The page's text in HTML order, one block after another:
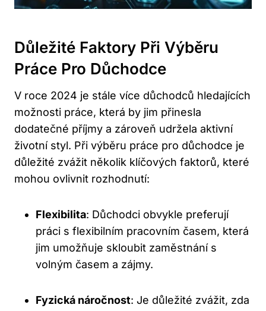
Důležité Faktory Při Výběru
Práce Pro Důchodce
V roce 2024 je stále více důchodců hledajících
možnosti práce, která by jim přinesla
dodatečné příjmy a zároveň udržela aktivní
životní styl. Při výběru práce pro důchodce je
důležité zvážit několik klíčových faktorů, které
mohou ovlivnit rozhodnutí:
Flexibilita: Důchodci obvykle preferují
práci s flexibilním pracovním časem, která
jim umožňuje skloubit zaměstnání s
volným časem a zájmy.
Fyzická náročnost: Je důležité zvážit, zda